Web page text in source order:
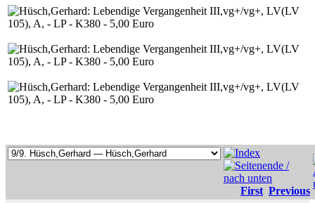
First Previous